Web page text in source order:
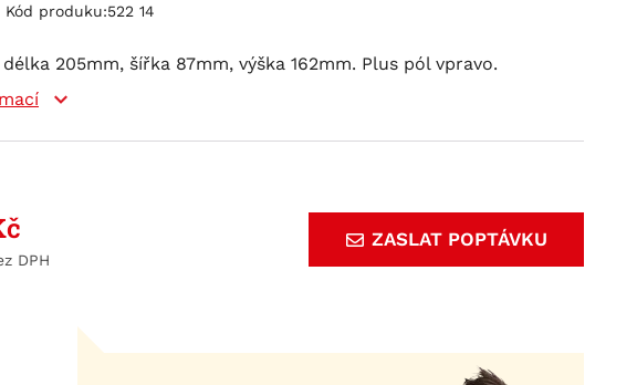
Kód produku:522 14
205mm, šířka 87mm, výška 162mm. Plus pól vpravo.
ZASLAT POPTÁVKU